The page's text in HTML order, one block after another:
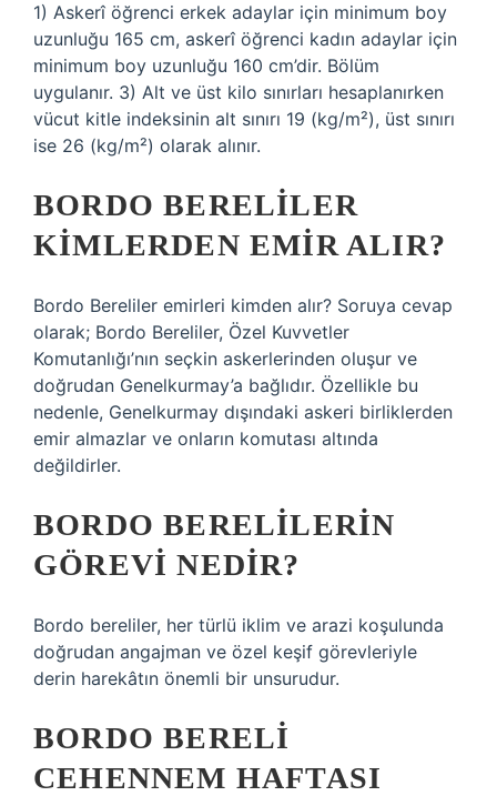
1) Askerî öğrenci erkek adaylar için minimum boy
uzunluğu 165 cm, askerî öğrenci kadın adaylar için
minimum boy uzunluğu 160 cm’dir. Bölüm
uygulanır. 3) Alt ve üst kilo sınırları hesaplanırken
vücut kitle indeksinin alt sınırı 19 (kg/m²), üst sınırı
ise 26 (kg/m²) olarak alınır.
BORDO BERELILER
KIMLERDEN EMIR ALIR?
Bordo Bereliler emirleri kimden alır? Soruya cevap
olarak; Bordo Bereliler, Özel Kuvvetler
Komutanlığı’nın seçkin askerlerinden oluşur ve
doğrudan Genelkurmay’a bağlıdır. Özellikle bu
nedenle, Genelkurmay dışındaki askeri birliklerden
emir almazlar ve onların komutası altında
değildirler.
BORDO BERELILERIN
GÖREVI NEDIR?
Bordo bereliler, her türlü iklim ve arazi koşulunda
doğrudan angajman ve özel keşif görevleriyle
derin harekâtın önemli bir unsurudur.
BORDO BERELI
CEHENNEM HAFTASI